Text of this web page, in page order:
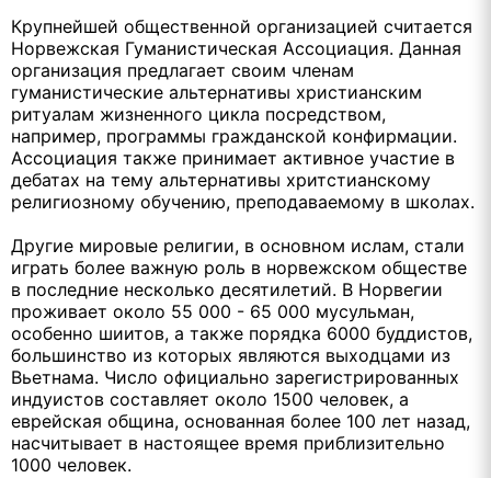
Крупнейшей общественной организацией считается
Норвежская Гуманистическая Ассоциация. Данная
организация предлагает своим членам
гуманистические альтернативы христианским
ритуалам жизненного цикла посредством,
например, программы гражданской конфирмации.
Ассоциация также принимает активное участие в
дебатах на тему альтернативы хритстианскому
религиозному обучению, преподаваемому в школах.
Другие мировые религии, в основном ислам, стали
играть более важную роль в норвежском обществе
в последние несколько десятилетий. В Норвегии
проживает около 55 000 - 65 000 мусульман,
особенно шиитов, а также порядка 6000 буддистов,
большинство из которых являются выходцами из
Вьетнама. Число официально зарегистрированных
индуистов составляет около 1500 человек, а
еврейская община, основанная более 100 лет назад,
насчитывает в настоящее время приблизительно
1000 человек.